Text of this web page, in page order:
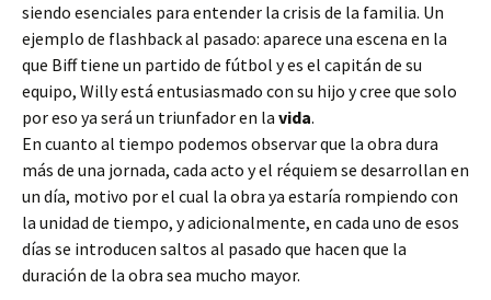
siendo esenciales para entender la crisis de la familia. Un
ejemplo de flashback al pasado: aparece una escena en la
que Biff tiene un partido de fútbol y es el capitán de su
equipo, Willy está entusiasmado con su hijo y cree que solo
por eso ya será un triunfador en la vida.
En cuanto al tiempo podemos observar que la obra dura
más de una jornada, cada acto y el réquiem se desarrollan en
un día, motivo por el cual la obra ya estaría rompiendo con
la unidad de tiempo, y adicionalmente, en cada uno de esos
días se introducen saltos al pasado que hacen que la
duración de la obra sea mucho mayor.